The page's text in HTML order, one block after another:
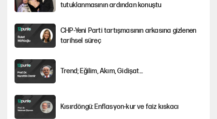
tutuklanmasının ardından konuştu
CHP-Yeni Parti tartışmasının arkasına gizlenen
tarihsel süreç
Trend; Eğilim, Akım, Gidişat…
Kısırdöngü: Enflasyon-kur ve faiz kıskacı